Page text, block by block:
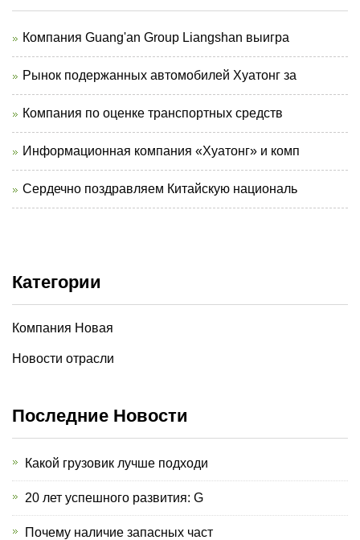
Компания Guang'an Group Liangshan выигра
Рынок подержанных автомобилей Хуатонг за
Компания по оценке транспортных средств
Информационная компания «Хуатонг» и комп
Сердечно поздравляем Китайскую националь
Категории
Компания Новая
Новости отрасли
Последние Новости
Какой грузовик лучше подходи
20 лет успешного развития: G
Почему наличие запасных част